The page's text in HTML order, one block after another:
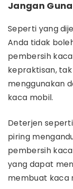
Jangan
Seperti yang
Anda tidak
pembersih
kepraktisan,
menggunakan
kaca mobil.
Deterjen
piring
pembersih
yang dapat
membuat kaca